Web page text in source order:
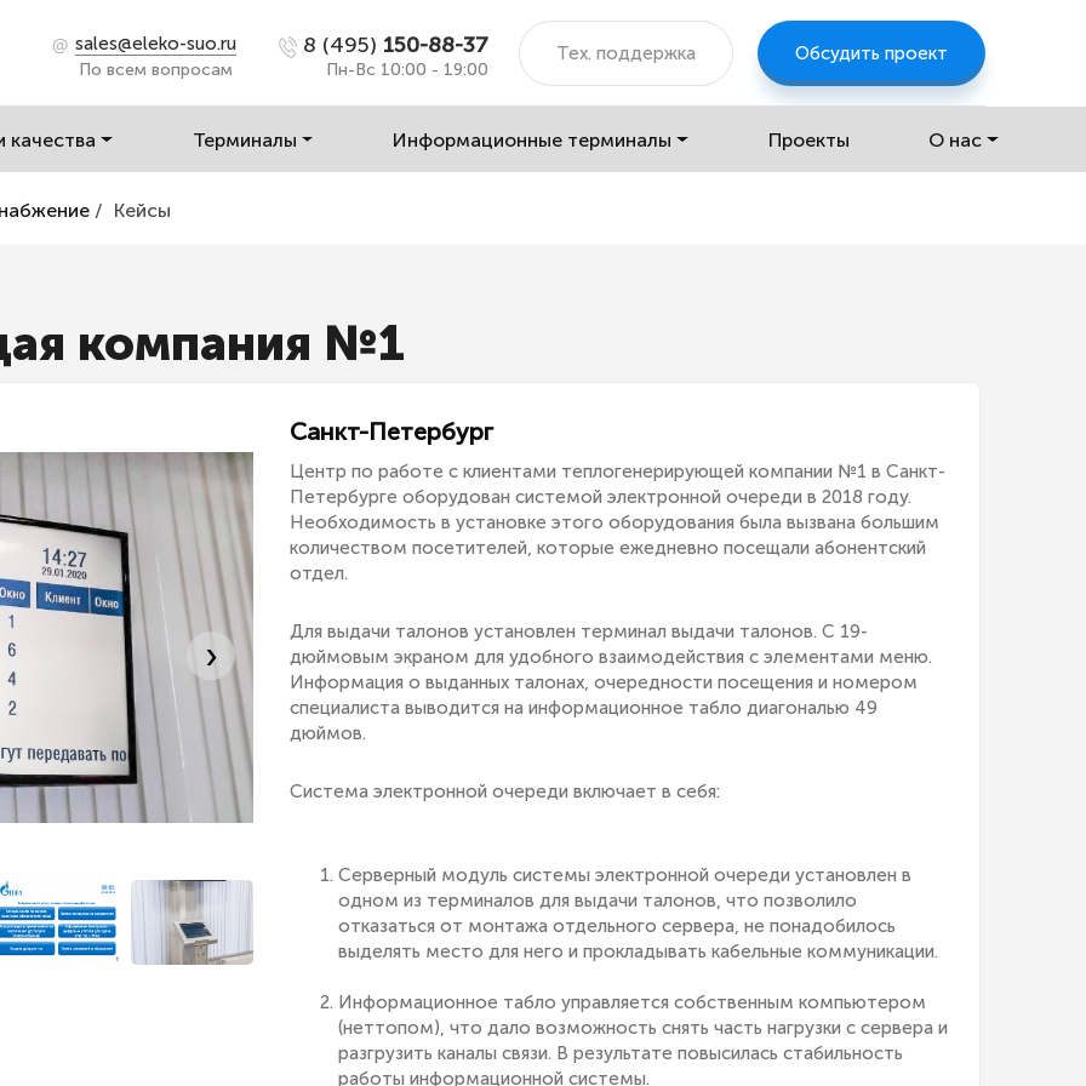
sales@eleko-suo.ru
По всем вопросам
8 (495) 150-88-37
Пн-Вс 10:00 - 19:00
Тех. поддержка Обсудить проект
качества Терминалы Информационные терминалы Проекты О нас
/ Кейсы
компания №1
›
Санкт-Петербург
Центр по работе с клиентами теплогенерирующей компании №1 в Санкт-
Петербурге оборудован системой электронной очереди в 2018 году.
Необходимость в установке этого оборудования была вызвана большим
количеством посетителей, которые ежедневно посещали абонентский
отдел.
Для выдачи талонов установлен терминал выдачи талонов. С 19-
дюймовым экраном для удобного взаимодействия с элементами меню.
Информация о выданных талонах, очередности посещения и номером
специалиста выводится на информационное табло диагональю 49
дюймов.
Система электронной очереди включает в себя:
Серверный модуль системы электронной очереди установлен в
одном из терминалов для выдачи талонов, что позволило
отказаться от монтажа отдельного сервера, не понадобилось
выделять место для него и прокладывать кабельные коммуникации.
Информационное табло управляется собственным компьютером
(неттопом), что дало возможность снять часть нагрузки с сервера и
разгрузить каналы связи. В результате повысилась стабильность
работы информационной системы.